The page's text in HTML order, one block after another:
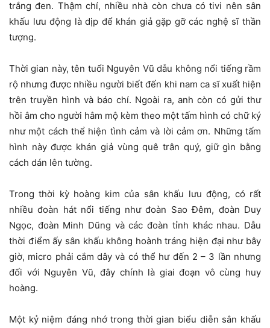
trắng đen. Thậm chí, nhiều nhà còn chưa có tivi nên sân
khấu lưu động là dịp để khán giả gặp gỡ các nghệ sĩ thần
tượng.
Thời gian này, tên tuổi Nguyên Vũ dẫu không nổi tiếng rầm
rộ nhưng được nhiều người biết đến khi nam ca sĩ xuất hiện
trên truyền hình và báo chí. Ngoài ra, anh còn có gửi thư
hồi âm cho người hâm mộ kèm theo một tấm hình có chữ ký
như một cách thể hiện tình cảm và lời cảm ơn. Những tấm
hình này được khán giả vùng quê trân quý, giữ gìn bằng
cách dán lên tường.
Trong thời kỳ hoàng kim của sân khấu lưu động, có rất
nhiều đoàn hát nổi tiếng như đoàn Sao Đêm, đoàn Duy
Ngọc, đoàn Minh Dũng và các đoàn tỉnh khác nhau. Dẫu
thời điểm ấy sân khấu không hoành tráng hiện đại như bây
giờ, micro phải cắm dây và có thể hư đến 2 – 3 lần nhưng
đối với Nguyên Vũ, đây chính là giai đoạn vô cùng huy
hoàng.
Một kỷ niệm đáng nhớ trong thời gian biểu diễn sân khấu